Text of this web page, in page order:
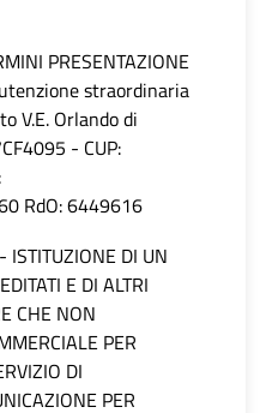
PRESENTAZIONE
straordinaria
V.E. Orlando di
- CUP:
RdO: 6449616
DI UN
E DI ALTRI
CHE NON
PER
DI
PER